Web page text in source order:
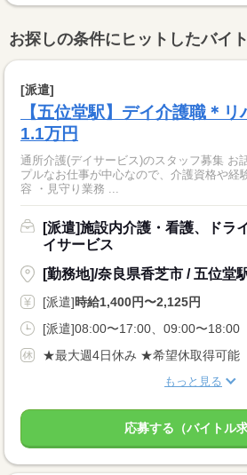
お探しの条件にヒットしたバイ
[派遣]
【五位堂駅】デイ介護職＊
1.1万円
通所介護(デイサービス)のスタッフ募集 お
プルなお仕事が中心なので、介護資格や経
容 ・見守り業務 ...
[派遣]施設内介護・看護、ドラ
イサービス
[勤務地]/奈良県香芝市 / 五位堂
[派遣]時給1,400円〜2,125円
[派遣]08:00〜17:00、09:00〜18:00
★最大週4日休み ★希望休取得可能
もっと見る
応募する（バイトル求